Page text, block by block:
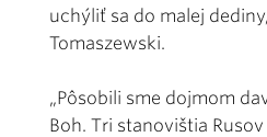
uchýliť sa do malej
Tomaszewski.
„Pôsobili sme dojmom
Boh. Tri stanovištia